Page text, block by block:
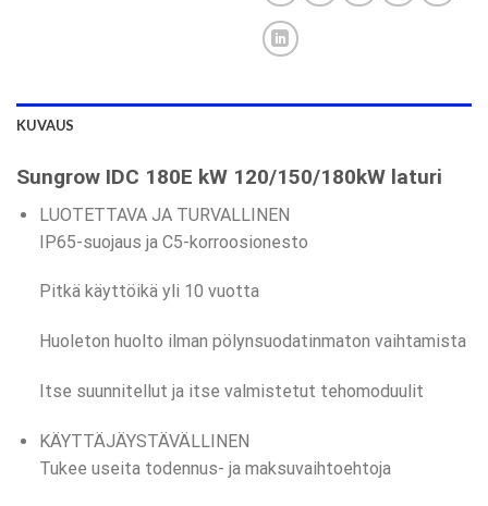
KUVAUS
Sungrow IDC 180E kW 120/150/180kW laturi
LUOTETTAVA JA TURVALLINEN
IP65-suojaus ja C5-korroosionesto
Pitkä käyttöikä yli 10 vuotta
Huoleton huolto ilman pölynsuodatinmaton vaihtamista
Itse suunnitellut ja itse valmistetut tehomoduulit
KÄYTTÄJÄYSTÄVÄLLINEN
Tukee useita todennus- ja maksuvaihtoehtoja